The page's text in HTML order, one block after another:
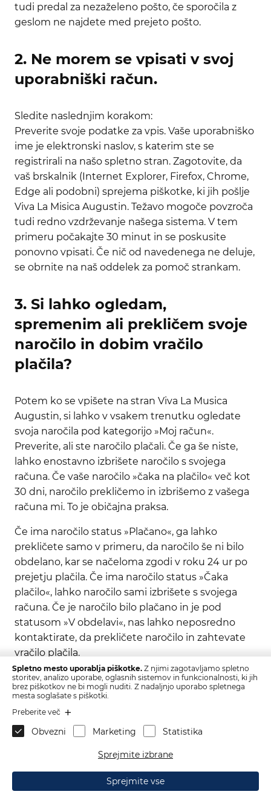
tudi predal za nezaželeno pošto, če sporočila z
geslom ne najdete med prejeto pošto.
2. Ne morem se vpisati v svoj
uporabniški račun.
Sledite naslednjim korakom:
Preverite svoje podatke za vpis. Vaše uporabniško
ime je elektronski naslov, s katerim ste se
registrirali na našo spletno stran. Zagotovite, da
vaš brskalnik (Internet Explorer, Firefox, Chrome,
Edge ali podobni) sprejema piškotke, ki jih pošlje
Viva La Misica Augustin. Težavo mogoče povzroča
tudi redno vzdrževanje našega sistema. V tem
primeru počakajte 30 minut in se poskusite
ponovno vpisati. Če nič od navedenega ne deluje,
se obrnite na naš oddelek za pomoč strankam.
3. Si lahko ogledam,
spremenim ali prekličem svoje
naročilo in dobim vračilo
plačila?
Potem ko se vpišete na stran Viva La Musica
Augustin, si lahko v vsakem trenutku ogledate
svoja naročila pod kategorijo »Moj račun«.
Preverite, ali ste naročilo plačali. Če ga še niste,
lahko enostavno izbrišete naročilo s svojega
računa. Če vaše naročilo »čaka na plačilo« več kot
30 dni, naročilo prekličemo in izbrišemo z vašega
računa mi. To je običajna praksa.
Če ima naročilo status »Plačano«, ga lahko
prekličete samo v primeru, da naročilo še ni bilo
obdelano, kar se načeloma zgodi v roku 24 ur po
prejetju plačila. Če ima naročilo status »Čaka
plačilo«, lahko naročilo sami izbrišete s svojega
računa. Če je naročilo bilo plačano in je pod
statusom »V obdelavi«, nas lahko neposredno
kontaktirate, da prekličete naročilo in zahtevate
vračilo plačila.
Če želite spremeniti naročilo ali naslov dostave,
morate to storiti, preden je naročilo v obdelavi. Z
veseljem vam pomagamo pri spremembah. Če
pa je naročilo plačano in je poleg naročila status
»Odpremljeno«, žal ne moremo preklicati ali
Spletno mesto uporablja piškotke. Z njimi zagotavljamo spletno
storitev, analizo uporabe, oglasnih sistemov in funkcionalnosti, ki jih
brez piškotkov ne bi mogli nuditi. Z nadaljnjo uporabo spletnega
mesta soglašate s piškotki.
Preberite več
Obvezni Marketing Statistika
Sprejmite izbrane
Sprejmite vse